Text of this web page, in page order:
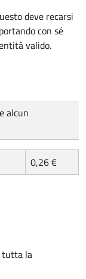
deve recarsi
con sé
valido.
alcun
0,26 €
tutta la